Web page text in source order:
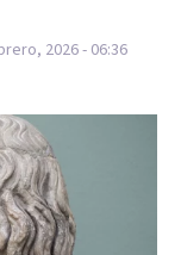
2026 - 06:36